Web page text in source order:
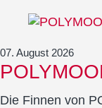
07. August 2026
Die Finnen von